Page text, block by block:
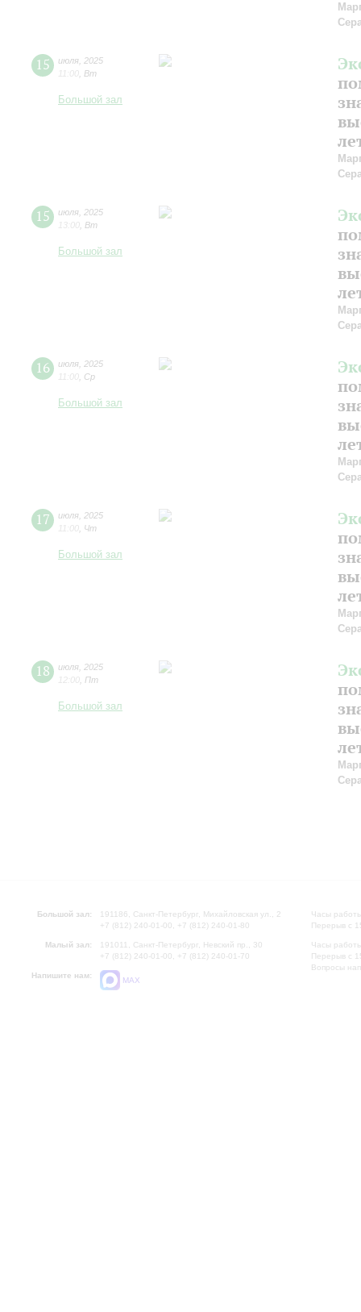
15 июля 2025
11:00 Вт
Большой зал
15 июля 2025
13:00 Вт
Большой зал
16 июля 2025
11:00 Ср
Большой зал
17 июля 2025
11:00 Чт
Большой зал
18 июля 2025
12:00 Пт
Большой зал
Большой зал:
191186, Санкт-Петербург, Михайловская ул., 2
+7 (812) 240-01-00, +7 (812) 240-01-80
Малый зал:
191011, Санкт-Петербург, Невский пр., 30
+7 (812) 240-01-00, +7 (812) 240-01-70
Напишите нам:
MAX
Часы
Перерыв с
Часы
Перерыв с
Вопросы